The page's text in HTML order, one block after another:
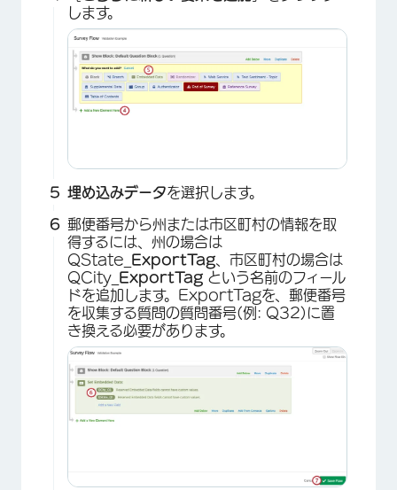
します。
埋め込みデータを選択します。
郵便番号から州または市区町村の情報を取
得するには、州の場合は
QState_ ExportTag 、市区町村の場合は
QCity_ ExportTag という名前のフィール
ドを追加します。ExportTagを、郵便番号
を収集する質問の質問番号(例: Q32)に置
き換える必要があります。